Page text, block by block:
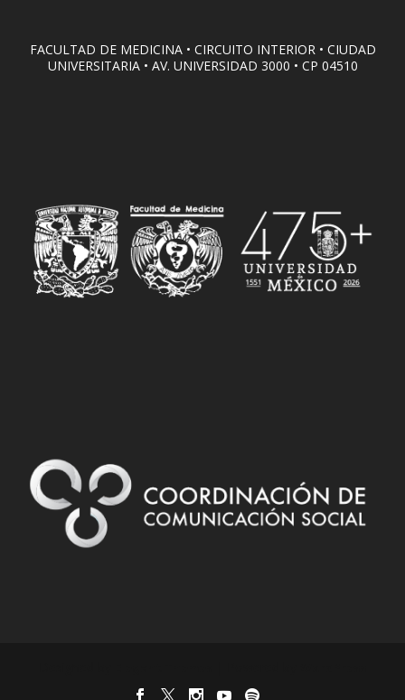
FACULTAD DE MEDICINA • CIRCUITO INTERIOR • CIUDAD
UNIVERSITARIA • AV. UNIVERSIDAD 3000 • CP 04510